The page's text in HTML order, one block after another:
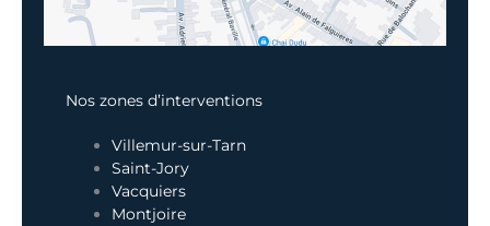
Nos zones d’interventions
Villemur-sur-Tarn
Saint-Jory
Vacquiers
Montjoire